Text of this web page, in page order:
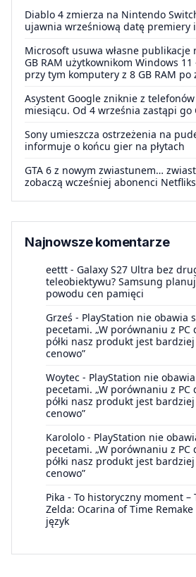
Diablo 4 zmierza na Nintendo
ujawnia wrześniową datę premiery
Microsoft usuwa własne publikacje
GB RAM użytkownikom Windows
przy tym komputery z 8 GB RAM po
Asystent Google zniknie z
miesiącu. Od 4 września zastąpi go
Sony umieszcza ostrzeżenia na
informuje o końcu gier na płytach
GTA 6 z nowym zwiastunem…
zobaczą wcześniej abonenci
Najnowsze komentarze
eettt - Galaxy S27 Ultra bez
teleobiektywu? Samsung
powodu cen pamięci
Grześ - PlayStation nie obawia
pecetami. „W porównaniu z
półki nasz produkt jest
cenowo”
Woytec - PlayStation nie
pecetami. „W porównaniu z
półki nasz produkt jest
cenowo”
Karololo - PlayStation nie
pecetami. „W porównaniu z
półki nasz produkt jest
cenowo”
Pika - To historyczny moment –
Zelda: Ocarina of Time
język